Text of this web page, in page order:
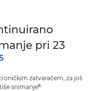
pri 23
zatvaračem, za još
snimanje6